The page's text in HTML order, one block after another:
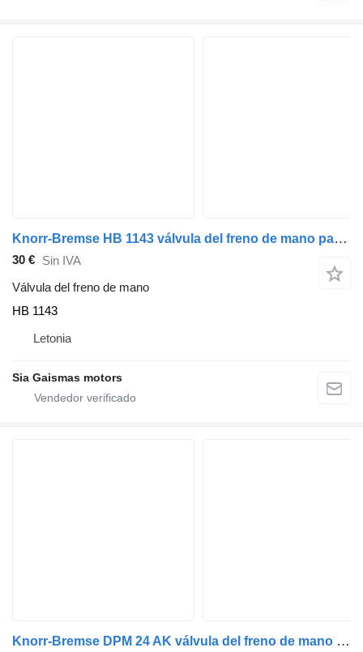
Knorr-Bremse HB 1143 válvula del freno de mano para Volvo autobús
30 € Sin IVA
Válvula del freno de mano
HB 1143
Letonia
Sia Gaismas motors
Knorr-Bremse DPM 24 AK válvula del freno de mano para Mercedes-Benz Citaro autobús